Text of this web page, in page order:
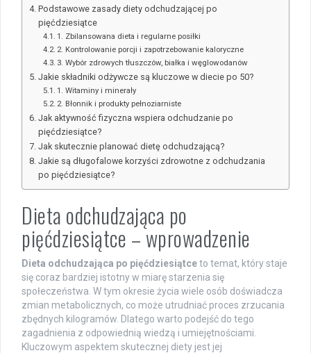
Podstawowe zasady diety odchudzającej po
pięćdziesiątce
1. Zbilansowana dieta i regularne posiłki
2. Kontrolowanie porcji i zapotrzebowanie kaloryczne
3. Wybór zdrowych tłuszczów, białka i węglowodanów
Jakie składniki odżywcze są kluczowe w diecie po 50?
1. Witaminy i minerały
2. Błonnik i produkty pełnoziarniste
Jak aktywność fizyczna wspiera odchudzanie po
pięćdziesiątce?
Jak skutecznie planować dietę odchudzającą?
Jakie są długofalowe korzyści zdrowotne z odchudzania
po pięćdziesiątce?
Dieta odchudzająca po
pięćdziesiątce – wprowadzenie
Dieta odchudzająca po pięćdziesiątceto temat, który staje
się coraz bardziej istotny w miarę starzenia się
społeczeństwa. W tym okresie życia wiele osób doświadcza
zmian metabolicznych, co może utrudniać proces zrzucania
zbędnych kilogramów. Dlatego warto podejść do tego
zagadnienia z odpowiednią wiedzą i umiejętnościami.
Kluczowym aspektem skutecznej diety jest jej